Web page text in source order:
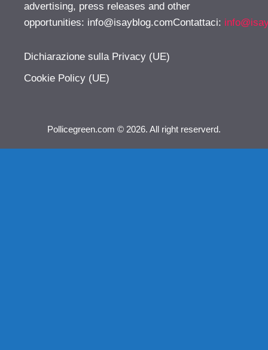
advertising, press releases and other
opportunities: info@isayblog.comContattaci:
Dichiarazione sulla Privacy (UE)
Cookie Policy (UE)
Pollicegreen.com © 2026. All right reserverd.